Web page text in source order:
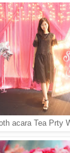
acara Tea Prty